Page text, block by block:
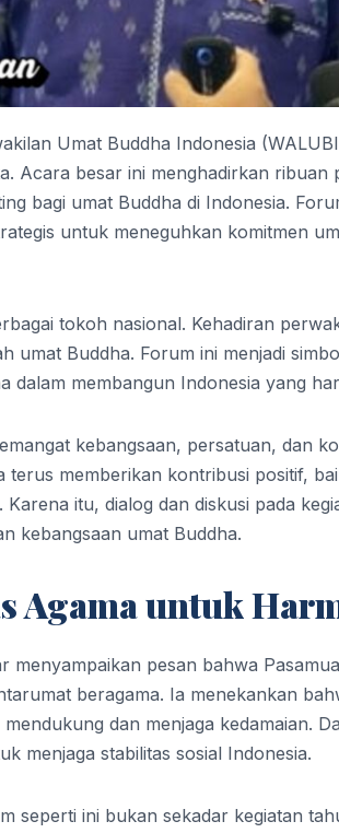
Umat Buddha Indonesia
Acara besar ini menghadirkan ribuan
bagi umat Buddha di Indonesia.
untuk meneguhkan komitmen
tokoh nasional. Kehadiran
umat Buddha. Forum ini menjadi
dalam membangun Indonesia yang
kebangsaan, persatuan, dan
terus memberikan kontribusi positif,
itu, dialog dan diskusi pada
kebangsaan umat Buddha.
Agama untuk
menyampaikan pesan bahwa
beragama. Ia menekankan
dan menjaga kedamaian.
menjaga stabilitas sosial Indonesia.
seperti ini bukan sekadar kegiatan